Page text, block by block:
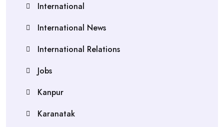
International
International News
International Relations
Jobs
Kanpur
Karanatak